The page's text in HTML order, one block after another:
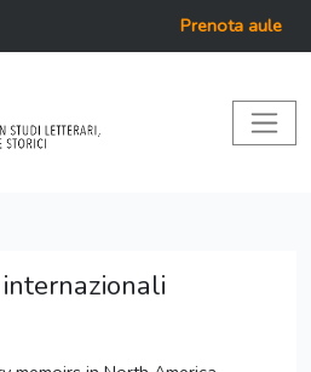
Prenota aule